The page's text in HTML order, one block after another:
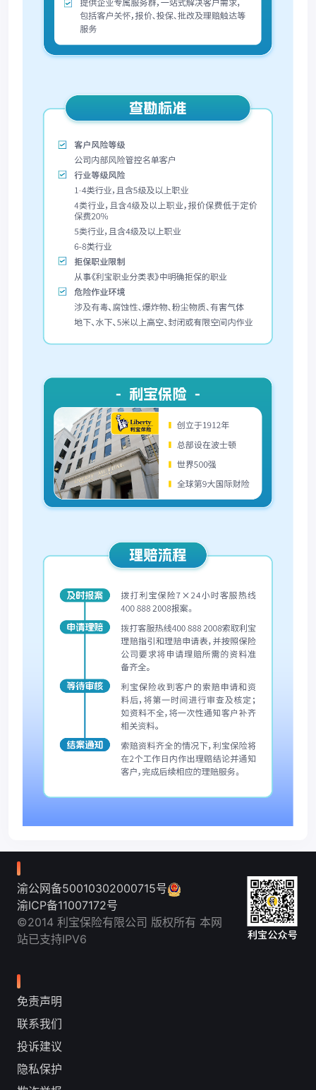
渝公网备50010302000715号
渝ICP备11007172号
©2014 利宝保险有限公司 版权所有 本网
站已支持IPV6
免责声明
联系我们
投诉建议
隐私保护